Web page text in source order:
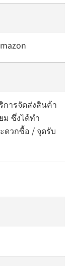
ารจัดส่งสินค้า
ม ซึ่งได้ทำ
ดวกซื้อ / จุดรับ